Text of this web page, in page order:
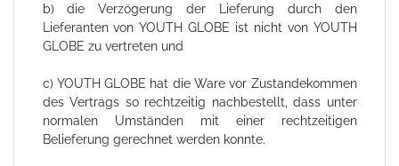
b) die Verzögerung der Lieferung durch den
Lieferanten von YOUTH GLOBE ist nicht von YOUTH
GLOBE zu vertreten und
c) YOUTH GLOBE hat die Ware vor Zustandekommen
des Vertrags so rechtzeitig nachbestellt, dass unter
normalen Umständen mit einer rechtzeitigen
Belieferung gerechnet werden konnte.